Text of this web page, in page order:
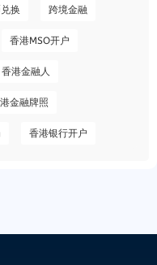
换 跨境金融
香港MSO开户
香港金融人
金融牌照
香港银行开户